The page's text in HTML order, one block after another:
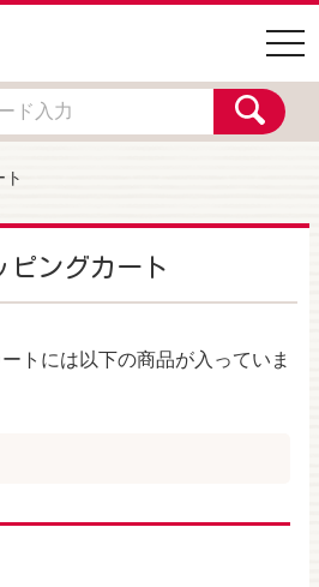
ピングカート
トには以下の商品が入っていま